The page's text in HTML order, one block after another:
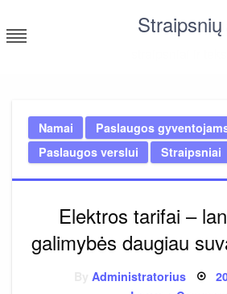
to
content
Namai
Paslaugos
Paslaugos verslui
Straipsniai
Elektros tarifai –
galimybės daugiau
Administratorius
on